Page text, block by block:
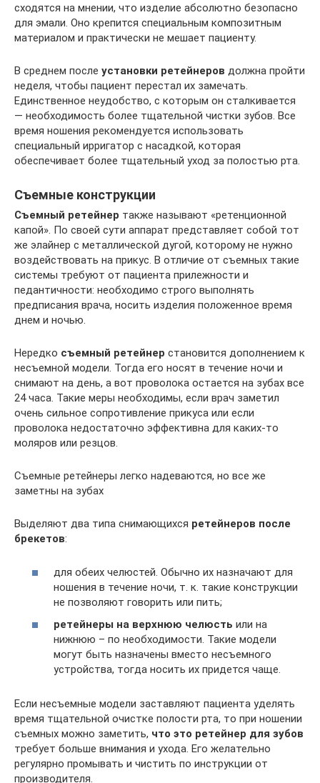
сходятся на мнении, что изделие абсолютно безопасно
для эмали. Оно крепится специальным композитным
материалом и практически не мешает пациенту.
В среднем после установки ретейнеров должна пройти
неделя, чтобы пациент перестал их замечать.
Единственное неудобство, с которым он сталкивается
— необходимость более тщательной чистки зубов. Все
время ношения рекомендуется использовать
специальный ирригатор с насадкой, которая
обеспечивает более тщательный уход за полостью рта.
Съемные конструкции
Съемный ретейнер также называют «ретенционной
капой». По своей сути аппарат представляет собой тот
же элайнер с металлической дугой, которому не нужно
воздействовать на прикус. В отличие от съемных такие
системы требуют от пациента прилежности и
педантичности: необходимо строго выполнять
предписания врача, носить изделия положенное время
днем и ночью.
Нередко съемный ретейнер становится дополнением к
несъемной модели. Тогда его носят в течение ночи и
снимают на день, а вот проволока остается на зубах все
24 часа. Такие меры необходимы, если врач заметил
очень сильное сопротивление прикуса или если
проволока недостаточно эффективна для каких-то
моляров или резцов.
Съемные ретейнеры легко надеваются, но все же
заметны на зубах
Выделяют два типа снимающихся ретейнеров после
брекетов:
для обеих челюстей. Обычно их назначают для
ношения в течение ночи, т. к. такие конструкции
не позволяют говорить или пить;
ретейнеры на верхнюю челюсть или на
нижнюю – по необходимости. Такие модели
могут быть назначены вместо несъемного
устройства, тогда носить их придется чаще.
Если несъемные модели заставляют пациента уделять
время тщательной очистке полости рта, то при ношении
съемных можно заметить, что это ретейнер для зубов
требует больше внимания и ухода. Его желательно
регулярно промывать и чистить по инструкции от
производителя.